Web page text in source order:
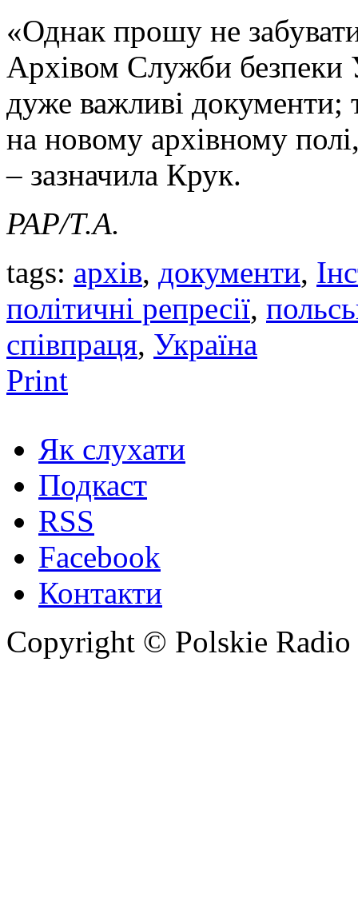
«Однак прошу не
Архівом Служби безпеки
дуже важливі
на новому архівному
– зазначила Крук.
PAP/Т.А.
tags: архів, документи,
політичні репресії,
співпраця, Україна
Print
Як слухати
Подкаст
RSS
Facebook
Контакти
Copyright © Polskie